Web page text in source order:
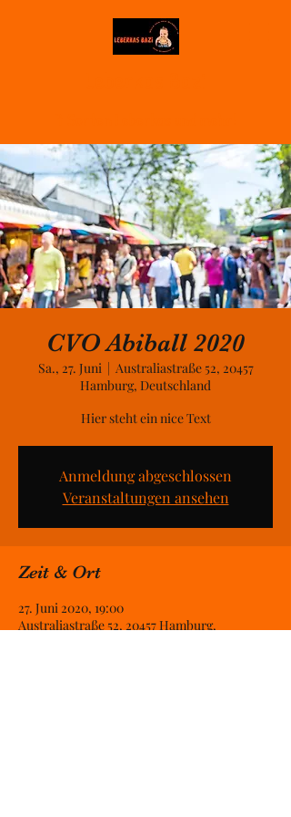
CVO Abiball 2020
Sa., 27. Juni
  |
Australiastraße 52, 20457
Hamburg, Deutschland
Hier steht ein nice Text
Anmeldung abgeschlossen
Veranstaltungen ansehen
Zeit & Ort
27. Juni 2020, 19:00
Australiastraße 52, 20457 Hamburg,